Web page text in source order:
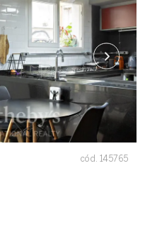
cód. 145765